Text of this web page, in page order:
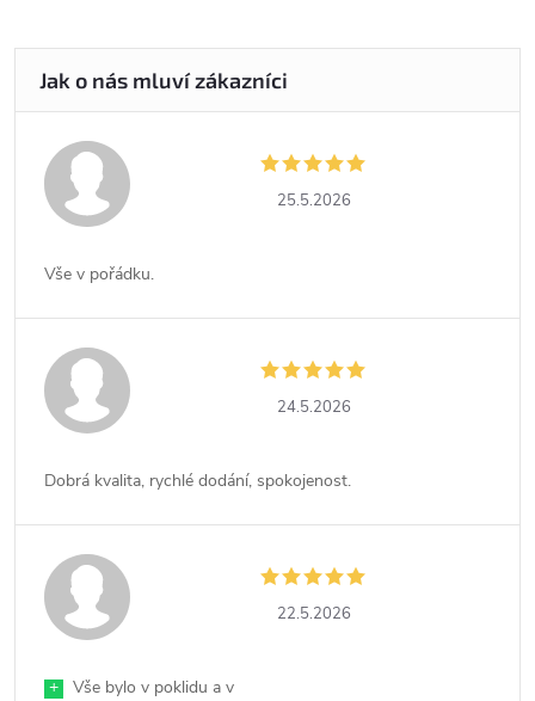
25.5.2026
Vše v pořádku.
24.5.2026
Dobrá kvalita, rychlé dodání, spokojenost.
22.5.2026
+
Vše bylo v poklidu a v